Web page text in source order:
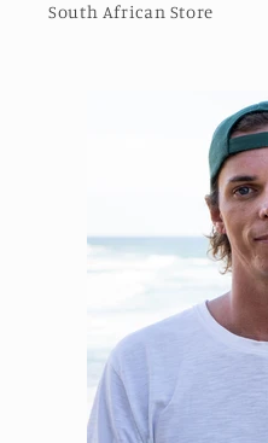
South African Store